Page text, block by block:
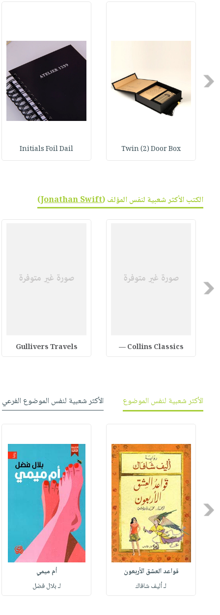
صابون
نيل
انشر
Previous
Twin (2) Door Box
Initials Foil Dail
الكتب الأكثر شعبية لنفس المؤلف (Jonathan Swift
)
Previous
Collins Classics —
Gullivers Travels
الأكثر شعبية لنفس الموضوع الأكثر شعبية لنفس الموضوع الفرعي
Previous
قواعد العشق الأربعون
لـ أليف شافاك
أم ميمي
لـ بلال فضل